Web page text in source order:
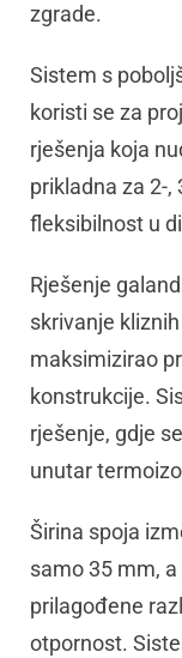
zgrade.
Sistem s
koristi se za
rješenja koja
prikladna za 2-,
fleksibilnost u
Rješenje
skrivanje
maksimizirao
konstrukcije.
rješenje, gdje
unutar
Širina spoja
samo 35 mm,
prilagođene
otpornost.